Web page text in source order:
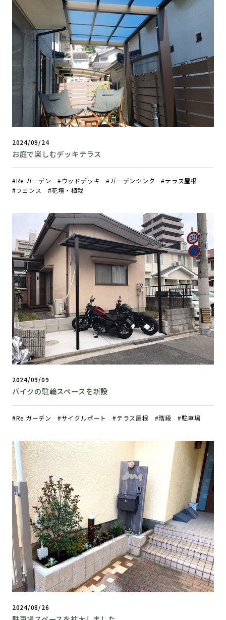
2024/09/24
お庭で楽しむデッキテラス
Re ガーデン ウッドデッキ ガーデンシンク
テラス屋根
フェンス
花壇・植栽
2024/09/09
バイクの駐輪スペースを新設
Re ガーデン サイクルポート テラス屋根 階段 駐車場
2024/08/26